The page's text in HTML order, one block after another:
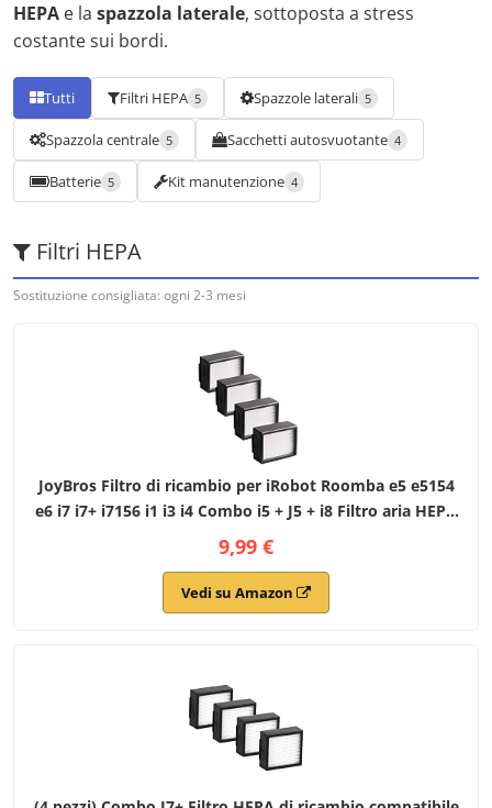
HEPA e la spazzola laterale, sottoposta a stress
costante sui bordi.
Tutti Filtri HEPA 5 Spazzole laterali 5
Spazzola centrale 5 Sacchetti autosvuotante 4
Batterie 5 Kit manutenzione 4
Filtri HEPA
Sostituzione consigliata: ogni 2-3 mesi
JoyBros Filtro di ricambio per iRobot Roomba e5 e5154
e6 i7 i7+ i7156 i1 i3 i4 Combo i5 + J5 + i8 Filtro aria HEPA
(non per Combo J7+/J9+) Pezzi di ricambio (4 pezzi)
9,99 €
Vedi su Amazon